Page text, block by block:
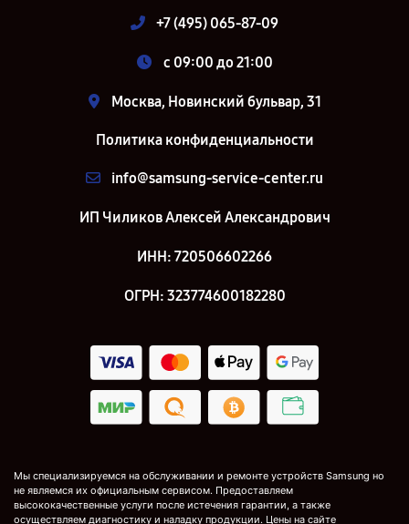
+7 (495) 065-87-09
c 09:00 до 21:00
Москва, Новинский бульвар, 31
Политика конфиденциальности
info@samsung-service-center.ru
ИП Чиликов Алексей Александрович
ИНН: 720506602266
ОГРН: 323774600182280
Мы специализируемся на обслуживании и ремонте устройств Samsung но
не являемся их официальным сервисом. Предоставляем
высококачественные услуги после истечения гарантии, а также
осуществляем диагностику и наладку продукции. Цены на сайте